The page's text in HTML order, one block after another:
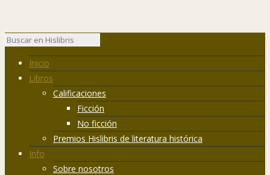
Inicio
Libros
Calificaciones
Ficción
No ficción
Premios Hislibris de literatura histórica
Info
Sobre nosotros